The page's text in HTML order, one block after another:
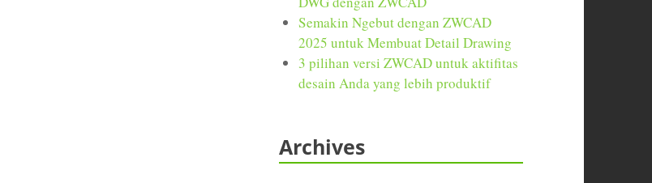
Semakin Ngebut dengan ZWCAD
2025 untuk Membuat Detail Drawing
3 pilihan versi ZWCAD untuk aktifitas
desain Anda yang lebih produktif
Archives